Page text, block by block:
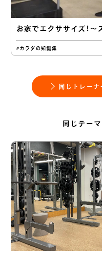
お家でエクササイズ！〜
#カラダの知識集
同じトレーナ
同じテー